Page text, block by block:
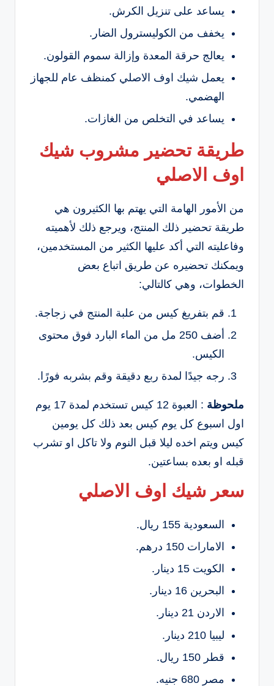
يساعد على تنزيل الكرش.
يخفف من الكوليسترول الضار.
يعالج حرقة المعدة وإزالة سموم القولون.
يعمل شيك اوف الاصلي كمنظف عام للجهاز
الهضمي.
يساعد في التخلص من الغازات.
طريقة تحضير مشروب شيك
اوف الاصلي
من الأمور الهامة التي يهتم بها الكثيرون هي
طريقة تحضير ذلك المنتج، ويرجع ذلك لأهميته
وفاعليته التي أكد عليها الكثير من المستخدمين،
ويمكنك تحضيره عن طريق اتباع بعض
الخطوات، وهي كالتالي:
قم بتفريغ كيس من علبة المنتج في زجاجة.
أضف 250 مل من الماء البارد فوق محتوى
الكيس.
رجه جيدًا لمدة ربع دقيقة وقم بشربه فورًا.
ملحوظة
: العبوة 12 كيس تستخدم لمدة 17 يوم
اول اسبوع كل يوم كيس بعد ذلك كل يومين
كيس ويتم اخده ليلا قبل النوم ولا تاكل او تشرب
قبله او بعده بساعتين.
سعر شيك اوف الاصلي
السعودية 155 ريال.
الامارات 150 درهم.
الكويت 15 دينار.
البحرين 16 دينار.
الاردن 21 دينار.
ليبيا 210 دينار.
قطر 150 ريال.
مصر 680 جنيه.